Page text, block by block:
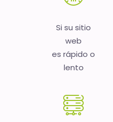
Si su sitio
web
es rápido o
lento